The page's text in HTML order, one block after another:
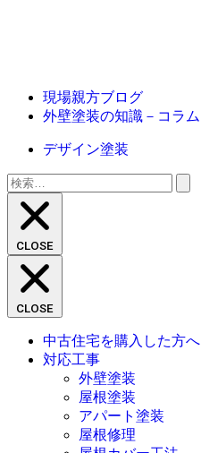
現場親方ブログ
外壁塗装の知識－コラム
デザイン塗装
検
索:
CLOSE
CLOSE
中古住宅を購入した方へ
対応工事
外壁塗装
屋根塗装
アパート塗装
屋根修理